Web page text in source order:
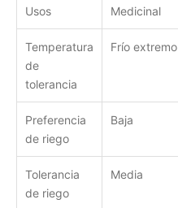
Usos Medicinal
Temperatura
de
tolerancia
Frío extremo
Preferencia
de riego
Baja
Tolerancia
de riego
Media